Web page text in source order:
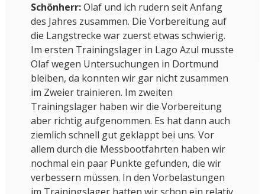
Schönherr:Olaf und ich rudern seit Anfang
des Jahres zusammen. Die Vorbereitung auf
die Langstrecke war zuerst etwas schwierig.
Im ersten Trainingslager in Lago Azul musste
Olaf wegen Untersuchungen in Dortmund
bleiben, da konnten wir gar nicht zusammen
im Zweier trainieren. Im zweiten
Trainingslager haben wir die Vorbereitung
aber richtig aufgenommen. Es hat dann auch
ziemlich schnell gut geklappt bei uns. Vor
allem durch die Messbootfahrten haben wir
nochmal ein paar Punkte gefunden, die wir
verbessern müssen. In den Vorbelastungen